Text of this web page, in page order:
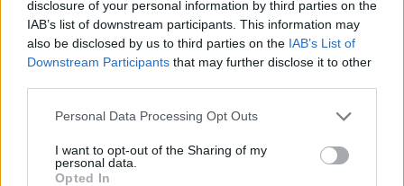
disclosure of your personal information by third parties on the
IAB’s list of downstream participants. This information may
also be disclosed by us to third parties on the IAB’s List of
Downstream Participants that may further disclose it to other
Personal Data Processing Opt Outs
I want to opt-out of the Sharing of my
personal data.
Opted In
M1 bővítés: már zajlik a teljesen új
Bicske Kelet csomópont építése
Új gyalogosátkelők és jelzőlámpás
csomópont épül Angyalföldön